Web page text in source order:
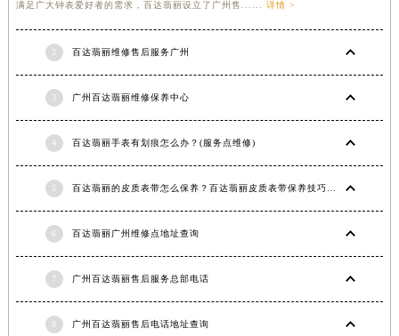
满足广大钟表爱好者的需求，百达翡丽设立了广州售...... 详情 >
2 百达翡丽维修售后服务广州
3 广州百达翡丽维修保养中心
4 百达翡丽手表有划痕怎么办？(服务点维修)
5
6 百达翡丽广州维修点地址查询
7 广州百达翡丽售后服务总部电话
8 广州百达翡丽售后电话地址查询